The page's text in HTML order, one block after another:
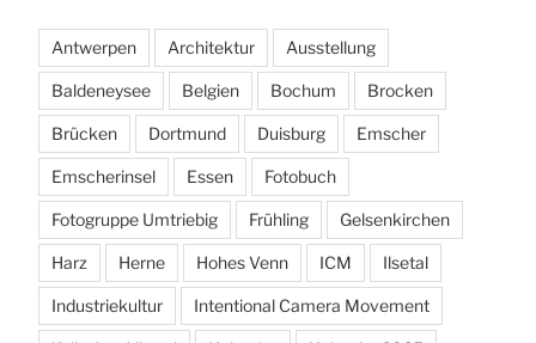
Antwerpen Architektur Ausstellung
Baldeneysee Belgien Bochum Brocken
Brücken Dortmund Duisburg Emscher
Emscherinsel Essen Fotobuch
Fotogruppe Umtriebig Frühling Gelsenkirchen
Harz Herne Hohes Venn ICM Ilsetal
Industriekultur Intentional Camera Movement